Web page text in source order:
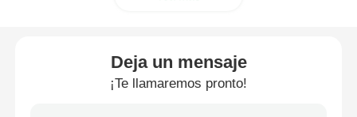
Deja un mensaje
¡Te llamaremos pronto!